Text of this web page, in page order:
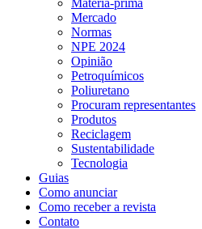
Matéria-prima
Mercado
Normas
NPE 2024
Opinião
Petroquímicos
Poliuretano
Procuram representantes
Produtos
Reciclagem
Sustentabilidade
Tecnologia
Guias
Como anunciar
Como receber a revista
Contato